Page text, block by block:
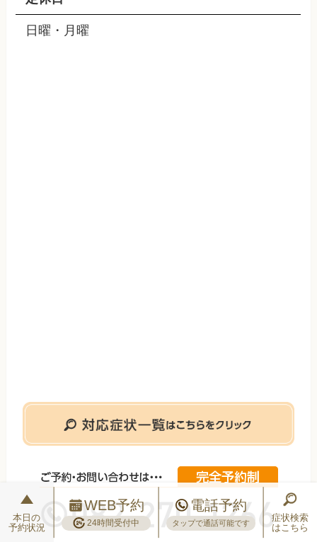
日曜・月曜
本日の
予約状況
WEB予約
24時間受付中
電話予約
タップで通話可能です
症状検索
はこちら